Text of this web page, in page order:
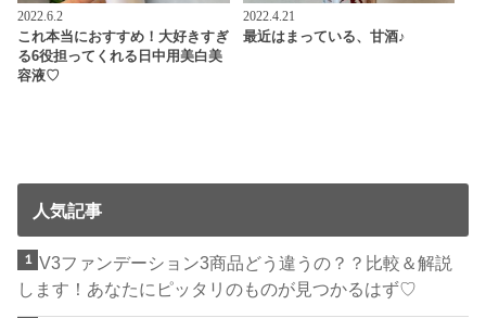
2022.6.2
これ本当におすすめ！大好きすぎ
る6役担ってくれる日中用美白美
容液♡
2022.4.21
最近はまっている、甘酒♪
人気記事
V3ファンデーション3商品どう違うの？？比較＆解説
します！あなたにピッタリのものが見つかるはず♡